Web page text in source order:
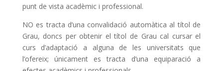
punt de vista acadèmic i professional.
NO es tracta d’una convalidació automàtica al títol de
Grau, doncs per obtenir el títol de Grau cal cursar el
curs d’adaptació a alguna de les universitats que
l’ofereix; únicament es tracta d’una equiparació a